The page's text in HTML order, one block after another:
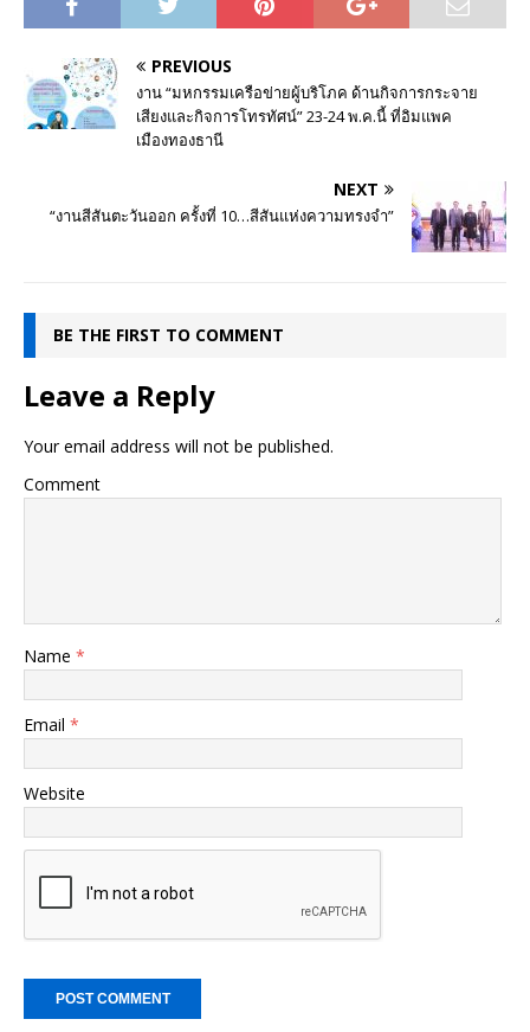
PREVIOUS
งาน “มหกรรมเครือข่ายผู้บริโภค ด้านกิจการกระจาย
เสียงและกิจการโทรทัศน์” 23-24 พ.ค.นี้ ที่อิมแพค
เมืองทองธานี
NEXT
“งานสีสันตะวันออก ครั้งที่ 10…สีสันแห่งความทรงจำ”
BE THE FIRST TO COMMENT
Leave a Reply
Your email address will not be published.
Comment
Name *
Email *
Website